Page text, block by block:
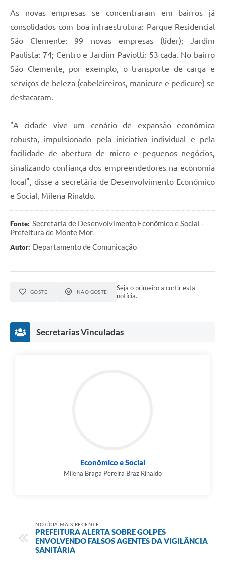
As novas empresas se concentraram em bairros já
consolidados com boa infraestrutura: Parque Residencial
São Clemente: 99 novas empresas (líder); Jardim
Paulista: 74; Centro e Jardim Paviotti: 53 cada. No bairro
São Clemente, por exemplo, o transporte de carga e
serviços de beleza (cabeleireiros, manicure e pedicure) se
destacaram.
"A cidade vive um cenário de expansão econômica
robusta, impulsionado pela iniciativa individual e pela
facilidade de abertura de micro e pequenos negócios,
sinalizando confiança dos empreendedores na economia
local", disse a secretária de Desenvolvimento Econômico
e Social, Milena Rinaldo.
Fonte: Secretaria de Desenvolvimento Econômico e Social -
Prefeitura de Monte Mor
Autor: Departamento de Comunicação
GOSTEI NÃO GOSTEI
Seja o primeiro a curtir esta
notícia.
Secretarias Vinculadas
Econômico e Social
Milena Braga Pereira Braz Rinaldo
NOTÍCIA MAIS RECENTE
PREFEITURA ALERTA SOBRE GOLPES
ENVOLVENDO FALSOS AGENTES DA VIGILÂNCIA
SANITÁRIA